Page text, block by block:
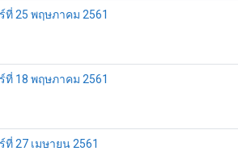
25 พฤษภาคม 2561
18 พฤษภาคม 2561
27 เมษายน 2561